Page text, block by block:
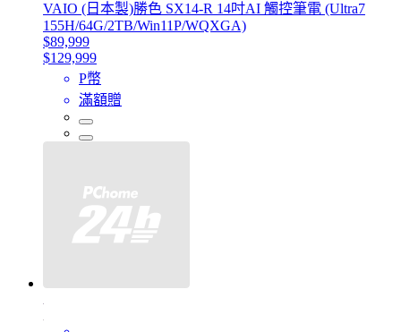
VAIO (日本製)勝色 SX14-R 14吋AI 觸控筆電 (Ultra7
155H/64G/2TB/Win11P/WQXGA)
$89,999
$129,999
P幣
滿額贈